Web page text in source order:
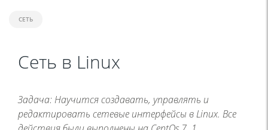
СЕТЬ
Сеть в Linux
Задача: Научится создавать, управлять и
редактировать сетевые интерфейсы в Linux. Все